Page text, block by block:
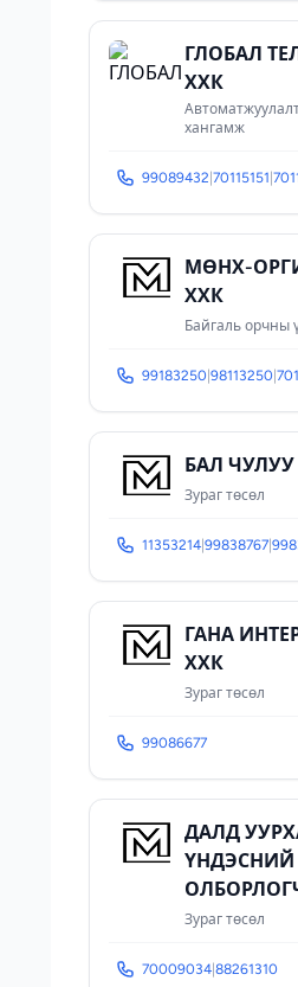
ГЛОБАЛ
ХХК
хангамж
99089432 70115151
МӨНХ-
ХХК
Байгаль орчны
99183250 98113250
БАЛ
Зураг төсөл
11353214 99838767
ГАНА
ХХК
Зураг төсөл
99086677
ДАЛД
ҮНДЭСНИЙ
Зураг төсөл
70009034 88261310